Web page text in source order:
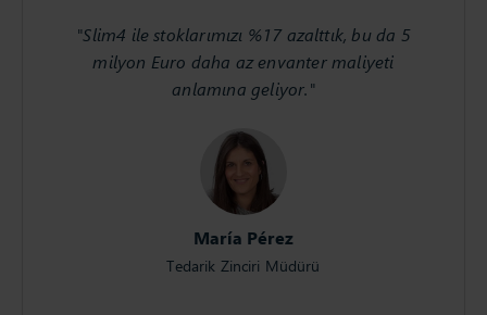
"Slim4 ile stoklarımızı %17 azalttık, bu da 5
milyon Euro daha az envanter maliyeti
anlamına geliyor."
María Pérez
Tedarik Zinciri Müdürü